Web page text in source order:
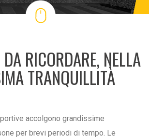
RICORDARE, NELLA
TRANQUILLITÀ
accolgono grandissime
per brevi periodi di tempo. Le